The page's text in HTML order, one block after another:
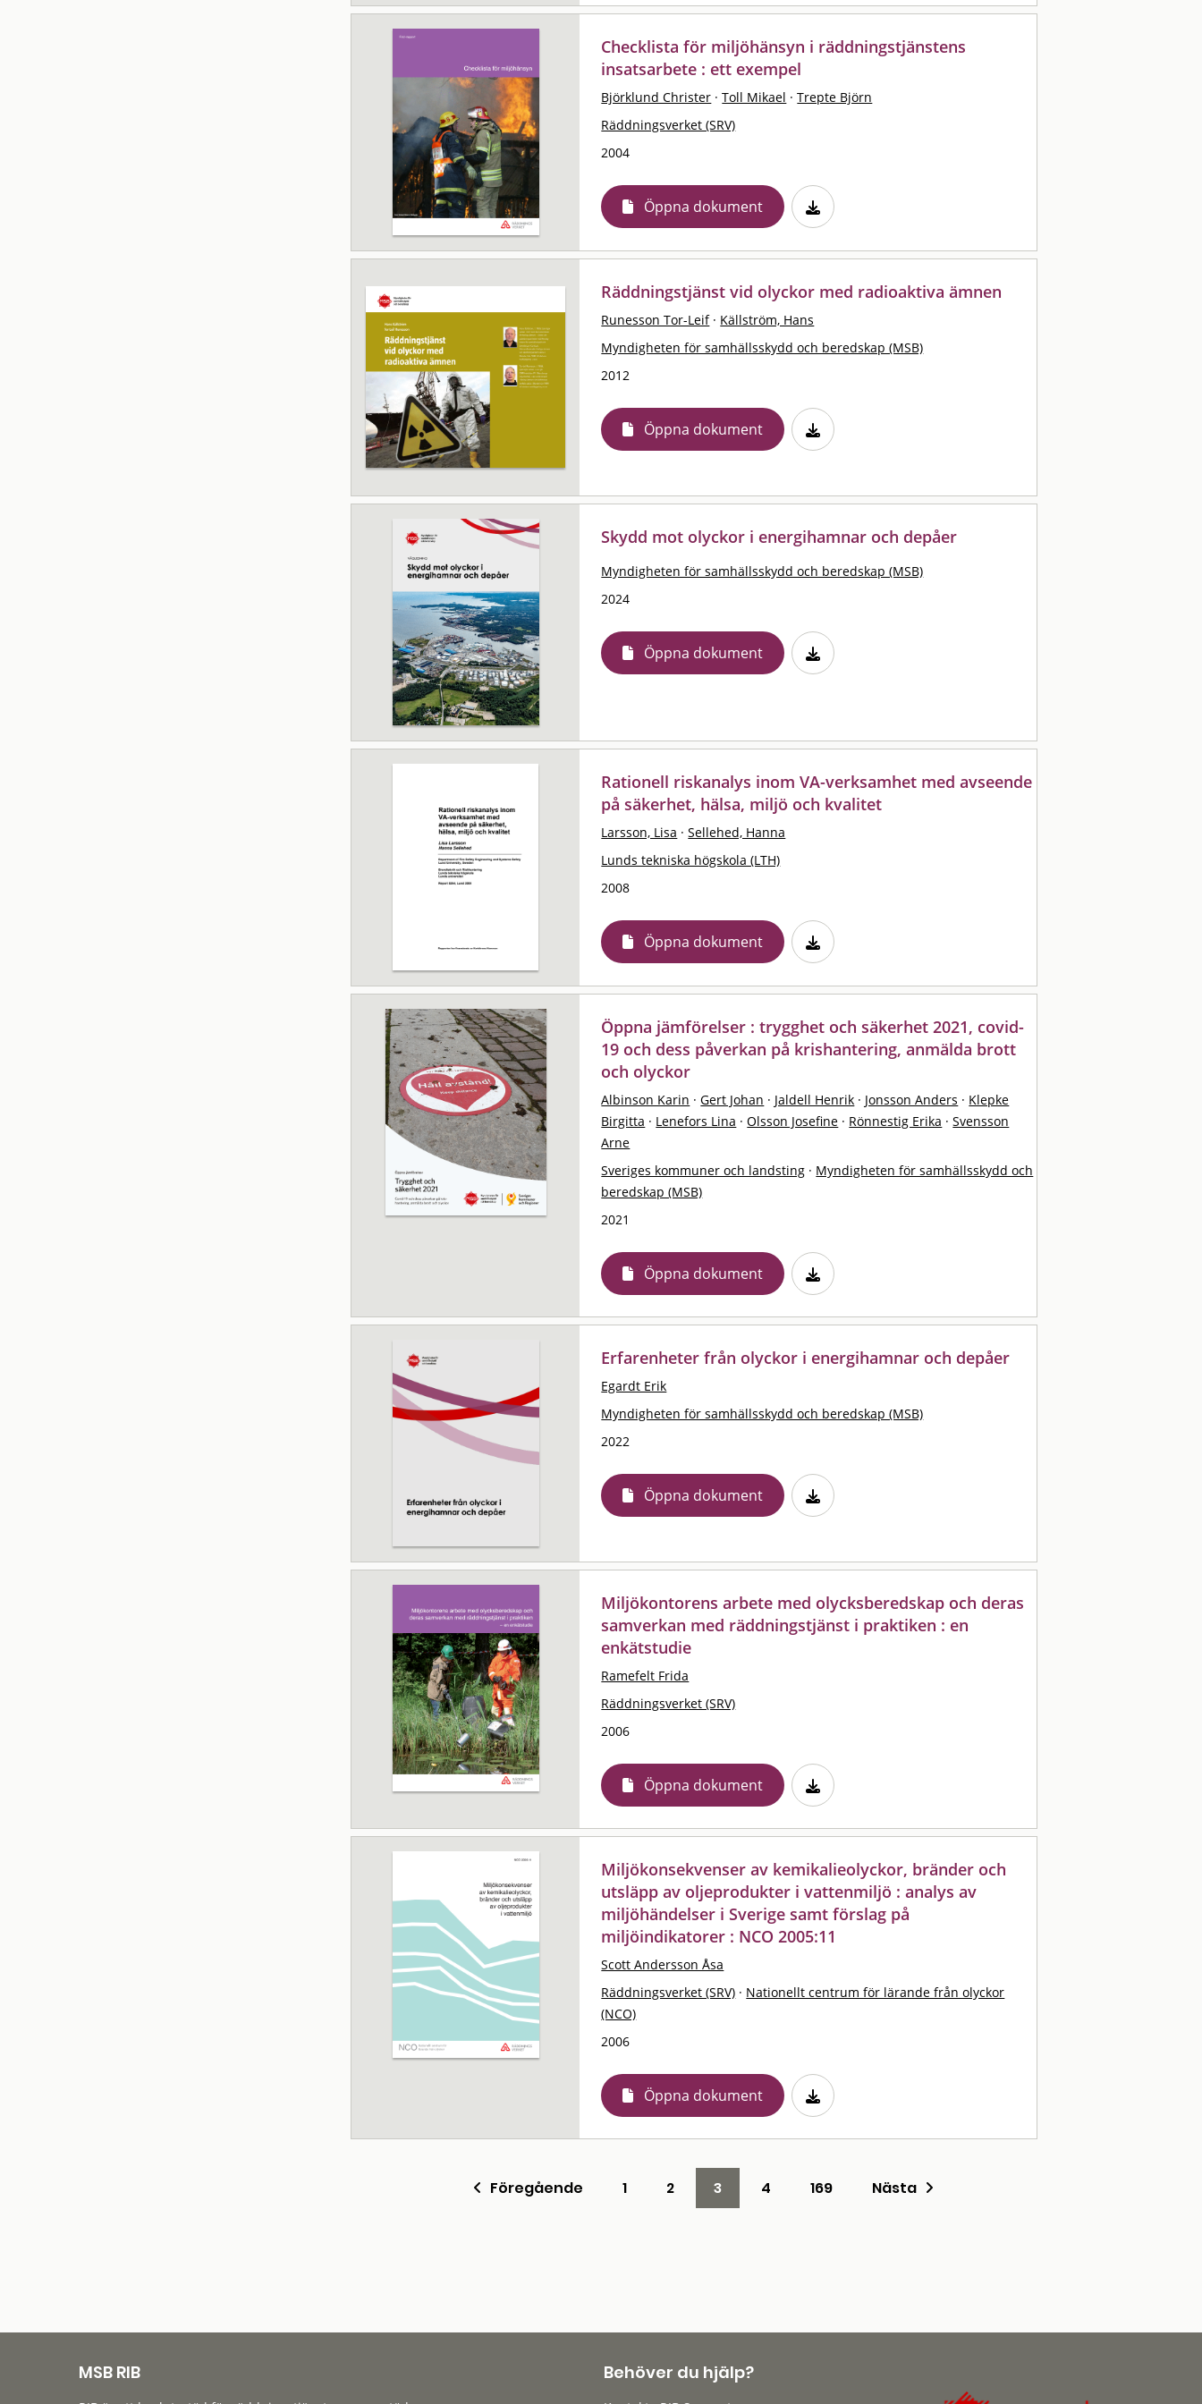
Checklista för miljöhänsyn i räddningstjänstens
insatsarbete : ett exempel
Björklund Christer · Toll Mikael · Trepte Björn
Räddningsverket (SRV)
2004
Öppna dokument
Räddningstjänst vid olyckor med radioaktiva ämnen
Runesson Tor-Leif · Källström, Hans
Myndigheten för samhällsskydd och beredskap (MSB)
2012
Öppna dokument
Skydd mot olyckor i energihamnar och depåer
Myndigheten för samhällsskydd och beredskap (MSB)
2024
Öppna dokument
Rationell riskanalys inom VA-verksamhet med avseende
på säkerhet, hälsa, miljö och kvalitet
Larsson, Lisa · Sellehed, Hanna
Lunds tekniska högskola (LTH)
2008
Öppna dokument
Öppna jämförelser : trygghet och säkerhet 2021, covid-
19 och dess påverkan på krishantering, anmälda brott
och olyckor
Albinson Karin · Gert Johan · Jaldell Henrik · Jonsson Anders · Klepke
Birgitta · Lenefors Lina · Olsson Josefine · Rönnestig Erika · Svensson
Arne
Sveriges kommuner och landsting · Myndigheten för samhällsskydd och
beredskap (MSB)
2021
Öppna dokument
Erfarenheter från olyckor i energihamnar och depåer
Egardt Erik
Myndigheten för samhällsskydd och beredskap (MSB)
2022
Öppna dokument
Miljökontorens arbete med olycksberedskap och deras
samverkan med räddningstjänst i praktiken : en
enkätstudie
Ramefelt Frida
Räddningsverket (SRV)
2006
Öppna dokument
Miljökonsekvenser av kemikalieolyckor, bränder och
utsläpp av oljeprodukter i vattenmiljö : analys av
miljöhändelser i Sverige samt förslag på
miljöindikatorer : NCO 2005:11
Scott Andersson Åsa
Räddningsverket (SRV) · Nationellt centrum för lärande från olyckor
(NCO)
2006
Öppna dokument
Föregående 1 2 3 4 169 Nästa
MSB RIB Behöver du hjälp?